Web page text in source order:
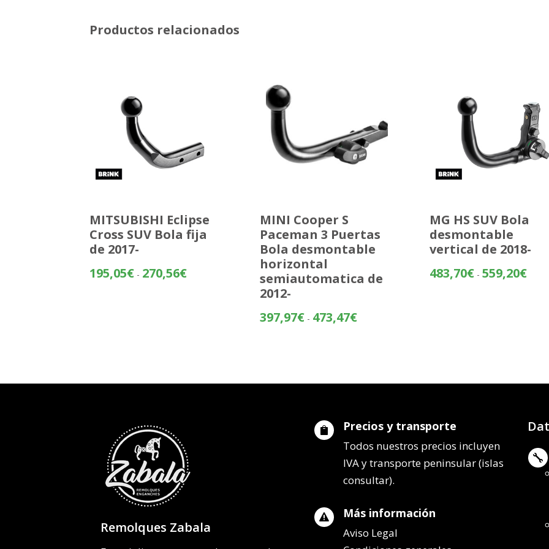
Productos relacionados
MITSUBISHI Eclipse
Cross SUV Bola fija
de 2017-
195,05€ - 270,56€Rango
MINI Cooper S
Paceman 3 Puertas
Bola desmontable
horizontal
semiautomatica de
2012-
397,97€ - 473,47€Rango
hasta
MG HS SUV Bola
desmontable
vertical de 2018-
483,70€ - 559,20€
Remolques Zabala
 Precios y transporte
Todos nuestros precios incluyen
IVA y transporte peninsular (islas
consultar).
 Más información
Aviso Legal
